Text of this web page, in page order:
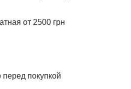
от 2500 грн
перед покупкой